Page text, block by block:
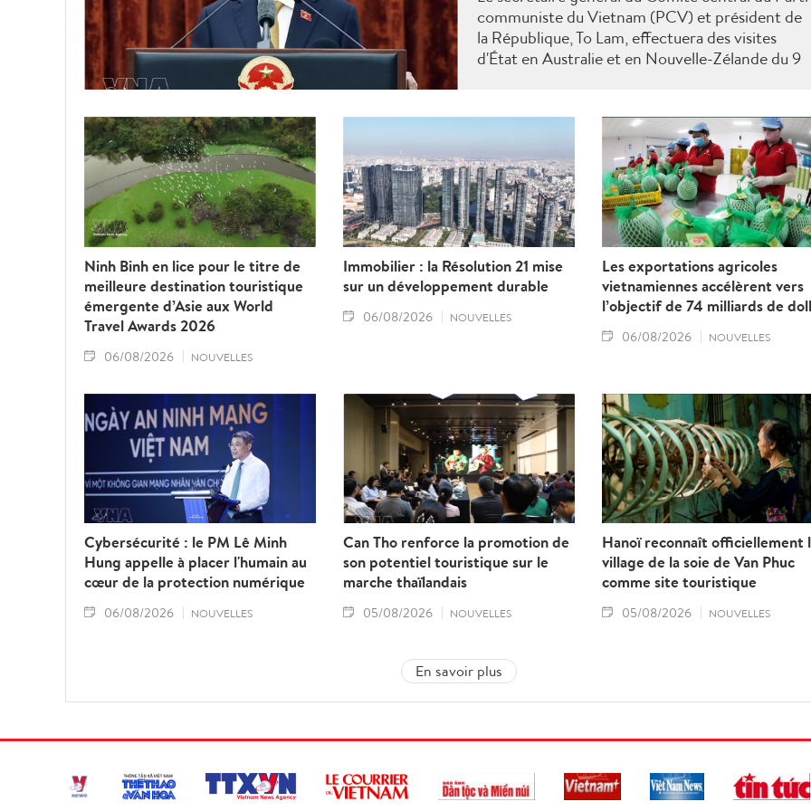
communiste du Vietnam (PCV) et président de
la République, To Lam, effectuera des visites
d'État en Australie et en Nouvelle-Zélande du 9
Ninh Binh en lice pour le titre de
meilleure destination touristique
émergente d’Asie aux World
Travel Awards 2026
06/08/2026 NOUVELLES
Immobilier : la Résolution 21 mise
sur un développement durable
06/08/2026 NOUVELLES
Les exportations agricoles
vietnamiennes accélèrent vers
l’objectif de 74 milliards de
06/08/2026 NOUVELLES
Cybersécurité : le PM Lê Minh
Hung appelle à placer l'humain au
cœur de la protection numérique
06/08/2026 NOUVELLES
Can Tho renforce la promotion de
son potentiel touristique sur le
marche thaïlandais
05/08/2026 NOUVELLES
Hanoï reconnaît officiellement
village de la soie de Van Phuc
comme site touristique
05/08/2026 NOUVELLES
En savoir plus